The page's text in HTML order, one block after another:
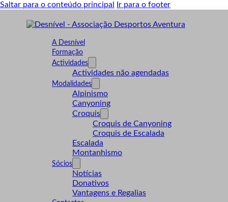
Saltar para o conteúdo principal Ir para o footer
A Desnível
Formação
Actividades
Actividades não agendadas
Modalidades
Alpinismo
Canyoning
Croquis
Croquis de Canyoning
Croquis de Escalada
Escalada
Montanhismo
Sócios
Notícias
Donativos
Vantagens e Regalias